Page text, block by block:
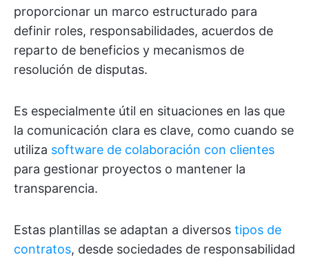
proporcionar un marco estructurado para
definir roles, responsabilidades, acuerdos de
reparto de beneficios y mecanismos de
resolución de disputas.
Es especialmente útil en situaciones en las que
la comunicación clara es clave, como cuando se
utiliza software de colaboración con clientes
para gestionar proyectos o mantener la
transparencia.
Estas plantillas se adaptan a diversos tipos de
contratos, desde sociedades de responsabilidad